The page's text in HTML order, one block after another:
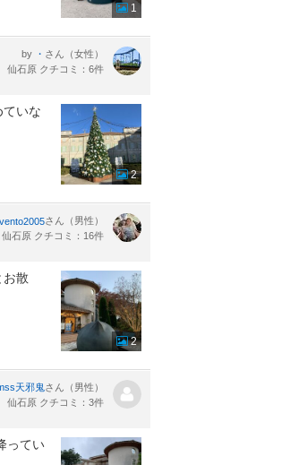
1
by ・ さん（女性）
仙石原 クチコミ：6件
ていな
2
さん（男性）
仙石原 クチコミ：16件
お散
2
天邪鬼さん（男性）
仙石原 クチコミ：3件
ってい